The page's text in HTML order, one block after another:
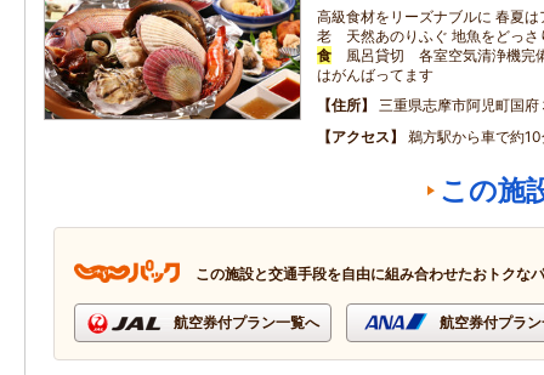
高級食材をリーズナブルに 春夏
老 天然あのりふぐ 地魚をどっさ
食 風呂貸切 各室空気清浄機完
はがんばってます
住所
三重県志摩市阿児町国府
アクセス
鵜方駅から車で約
この施
この施設と交通手段を自由に組み合わせたおトクな
航空券付プラン一覧へ 航空券付プラ